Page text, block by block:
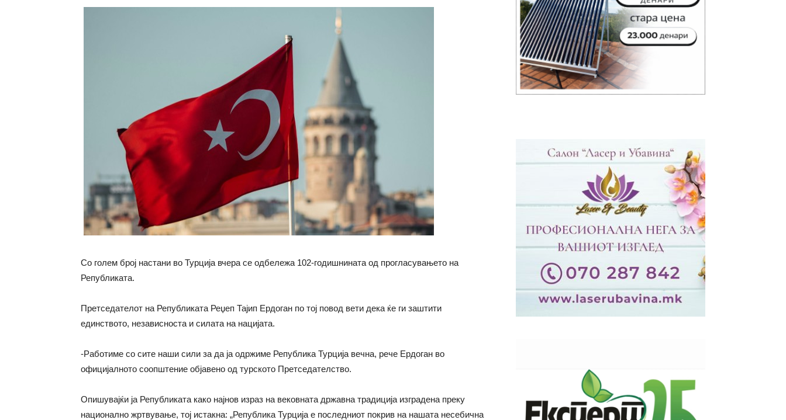
Со голем број настани во Турција вчера се одбележа 102-годишнината од прогласувањето на
Републиката.
Претседателот на Републиката Реџеп Тајип Ердоган по тој повод вети дека ќе ги заштити
единството, независноста и силата на нацијата.
-Работиме со сите наши сили за да ја одржиме Република Турција вечна, рече Ердоган во
официјалното соопштение објавено од турското Претседателство.
Опишувајќи ја Републиката како најнов израз на вековната државна традиција изградена преку
национално жртвување, тој истакна: „Република Турција е последниот покрив на нашата несебична